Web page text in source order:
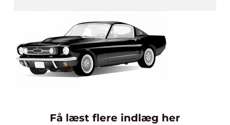
Få læst flere indlæg her